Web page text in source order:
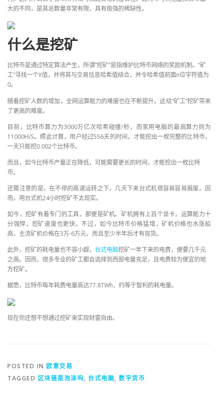
大的不同，是其总数量非常有限，具有极强的稀缺性。
什么是挖矿
比特币是通过特定算法产生，所谓“挖矿”是指维护比特币网络的奖励机制。“矿
工”寻找一个X值，并将其与交易信息哈希值结合，并令哈希值前面n位字符值为
0。
随着挖矿人数的增加，全网运算能力的难度也在不断提升。这给“矿工”挖矿带来
了更高的难度。
目前，比特币算力为3000万亿次哈希碰撞/秒，而家用电脑的最高算力则为
11000H/S。照此计算，用户经过556天的时间，才能挖出一枚完整的比特币，
一天只能挖0.002个比特币。
而且，如今比特币产量正在降低，可能需要更长的时间，才能挖出一枚比特
币。
还需注意的是，在不停的高速运转之下，几天下来台式机很容易容易报废。因
而，用台式机24小时挖矿不太现实。
如今，挖矿有着专门的工具，那便是矿机。矿机拥有上百个显卡，运算能力十
分强悍，挖矿速度也更快。不过，如今比特币价格猛增，矿机价格也水涨船
高，主流矿机价格在3万-6万元，而且至少半年后才有现货。
此外，挖矿的耗电量也不容小觑， 台式电脑挖矿一年下来的电费，便要几千元
之高。因而，很多专业的矿工都会选择到西部电量充足，且电费较为便宜的地
方挖矿。
据悉，比特币每年耗费电量高达77.8TWh，约等于智利的耗电量。
现在你还想不想通过挖矿来实现财富自由。
POSTED IN 欧意交易
TAGGED 区块链是泡沫吗, 台式电脑, 数字货币